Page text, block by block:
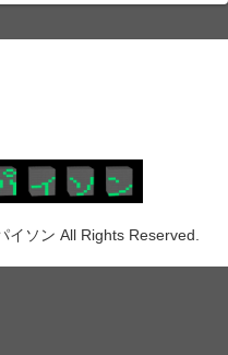
ソン All Rights Reserved.